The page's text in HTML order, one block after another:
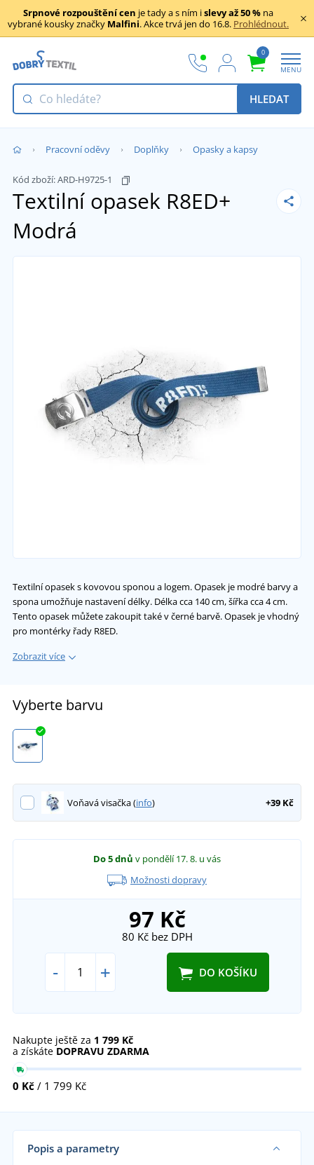
Srpnové rozpouštění cen je tady a s ním islevy až 50 % na
vybrané kousky značky Malfini. Akce trvá jen do 16.8. Prohlédnout.
0
MENU
HLEDAT
Pracovní oděvy Doplňky Opasky a kapsy
Kód zboží:ARD-H9725-1
Textilní opasek R8ED+
Modrá
Textilní opasek s kovovou sponou a logem. Opasek je modré barvy a
spona umožňuje nastavení délky. Délka cca 140 cm, šířka cca 4 cm.
Tento opasek můžete zakoupit také v černé barvě. Opasek je vhodný
pro montérky řady R8ED.
Zobrazit více
Vyberte barvu
Voňavá visačka (info) +39 Kč
Do 5 dnů v pondělí 17. 8. u vás
Možnosti dopravy
97 Kč
80 Kčbez DPH
- + DO KOŠÍKU
Nakupte ještě za 1 799 Kč
a získáte DOPRAVU ZDARMA
0 Kč / 1 799 Kč
Popis a parametry